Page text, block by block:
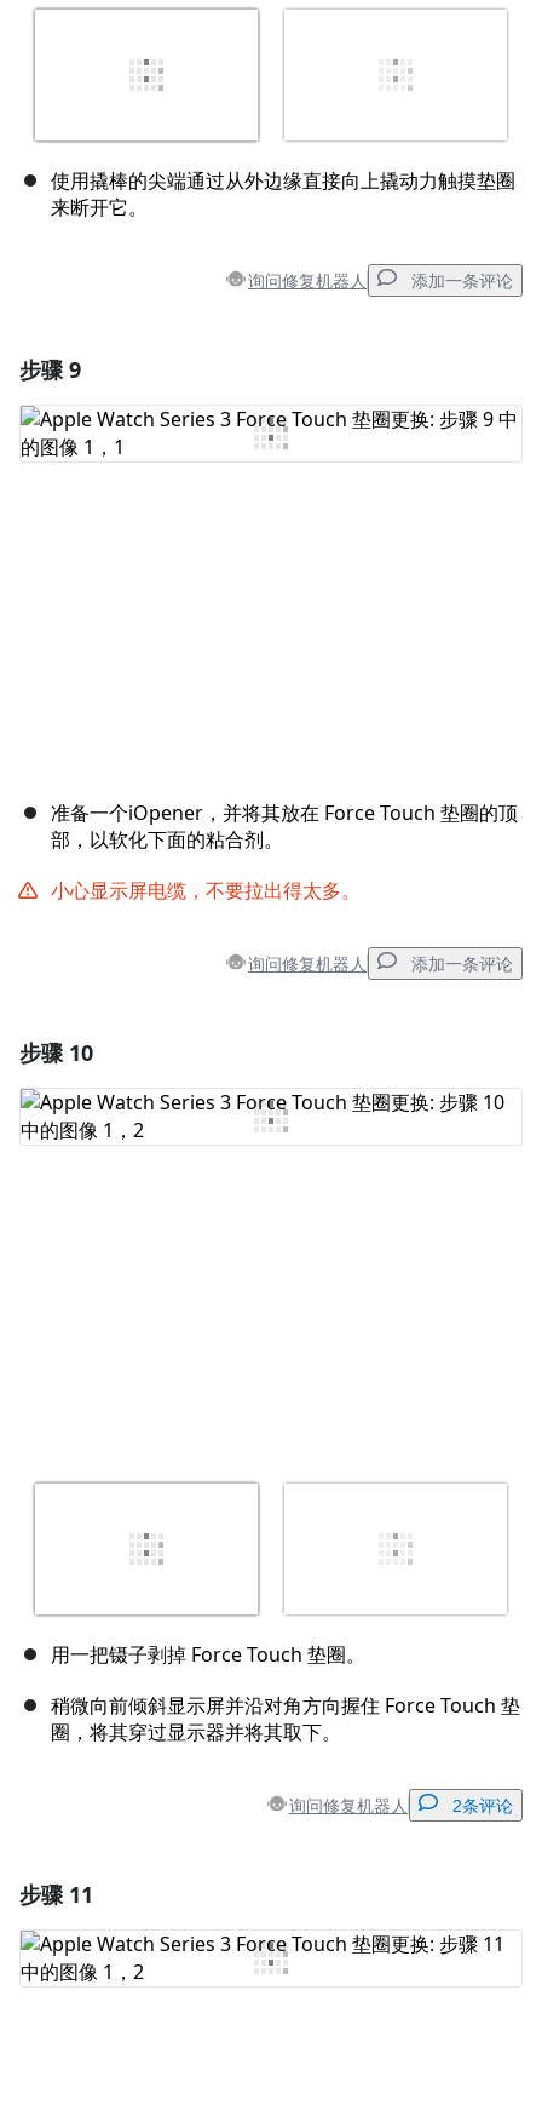
使用撬棒的尖端通过从外边缘直接向上撬动力触摸垫圈
来断开它。
询问修复机器人 添加一条评论
添加评论
步骤 9
准备一个iOpener，并将其放在 Force Touch 垫圈的顶
部，以软化下面的粘合剂。
小心显示屏电缆，不要拉出得太多。
询问修复机器人 添加一条评论
添加评论
步骤 10
用一把镊子剥掉 Force Touch 垫圈。
稍微向前倾斜显示屏并沿对角方向握住 Force Touch 垫
圈，将其穿过显示器并将其取下。
询问修复机器人 2条评论
添加评论
步骤 11